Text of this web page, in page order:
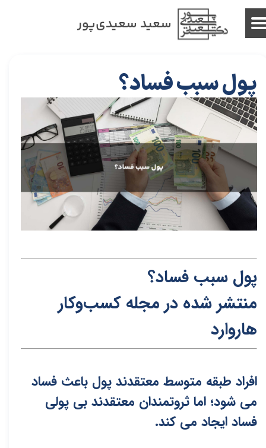
سعید سعیدی‌پور
پول سبب فساد؟
پول سبب فساد؟
منتشر شده در مجله کسب‌و‌کار
هاروارد
افراد طبقه متوسط معتقدند پول باعث فساد
می شود؛ اما ثروتمندان معتقدند بی پولی
فساد ایجاد می کند.